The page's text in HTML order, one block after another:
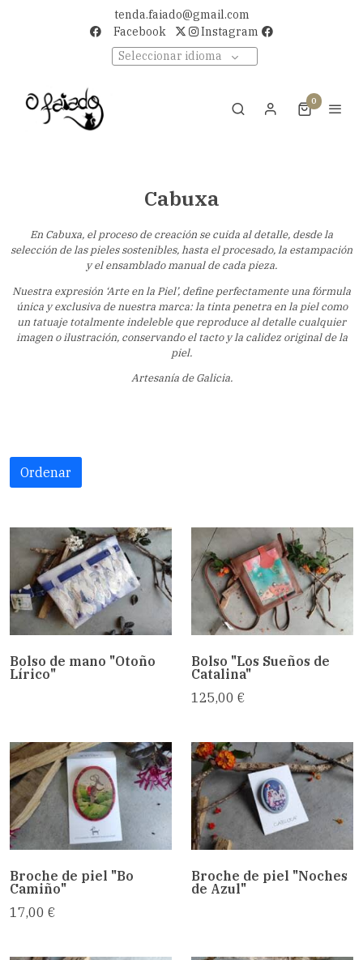
tenda.faiado@gmail.com
Facebook
Instagram
Seleccionar idioma
0
Cabuxa
En Cabuxa, el proceso de creación se cuida al detalle, desde la
selección de las pieles sostenibles, hasta el procesado, la estampación
y el ensamblado manual de cada pieza.
Nuestra expresión ‘Arte en la Piel’, define perfectamente una fórmula
única y exclusiva de nuestra marca: la tinta penetra en la piel como
un tatuaje totalmente indeleble que reproduce al detalle cualquier
imagen o ilustración, conservando el tacto y la calidez original de la
piel.
Artesanía de Galicia.
Ordenar
Bolso de mano "Otoño
Lírico"
Bolso "Los Sueños de
Catalina"
125,00 €
Broche de piel "Bo
Camiño"
17,00 €
Broche de piel "Noches
de Azul"